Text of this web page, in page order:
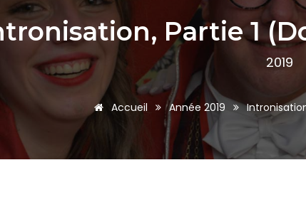
Partie 1
2019
Accueil Année 2019